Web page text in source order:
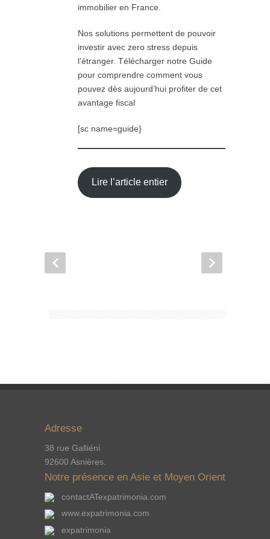
immobilier en France.
Nos solutions permettent de pouvoir
investir avec zero stress depuis
l’étranger. Télécharger notre Guide
pour comprendre comment vous
pouvez dès aujourd’hui profiter de cet
avantage fiscal
[sc name=guide}
Lire l’article entier
Adresse
38 rue Galliéni
92600 Asnières.
Notre présence en Asie et Moyen Orient
contactATexpatrimonia.com
www.expatrimonia.com
expatrimonia